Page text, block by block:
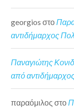
georgios στο
αντιδήμαρχος
Παναγιώτης
από
παραόμιλος στο